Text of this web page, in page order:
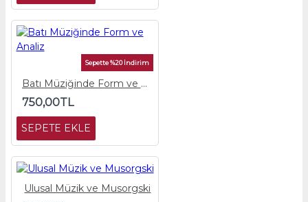
Sepette %20 İndirim
Batı Müziğinde Form ve Analiz
750,00TL
SEPETE EKLE
Ulusal Müzik ve Musorgski